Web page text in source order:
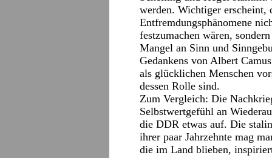
werden. Wichtiger erscheint,
Entfremdungsphänomene
festzumachen wären,
Mangel an Sinn und
Gedankens von Albert
als glücklichen Menschen
dessen Rolle sind.
Zum Vergleich: Die
Selbstwertgefühl an
die DDR etwas auf. Die
ihrer paar Jahrzehnte mag
die im Land blieben,